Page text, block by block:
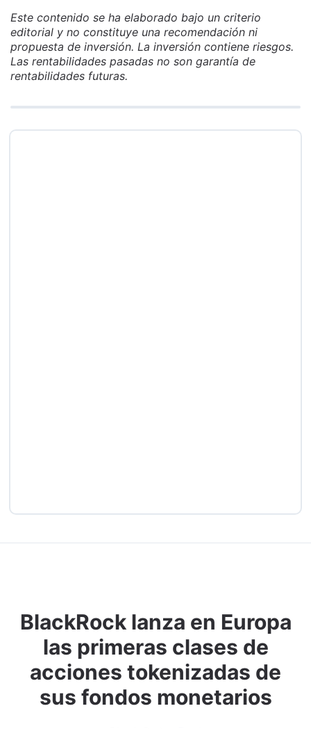
Este contenido se ha elaborado bajo un criterio
editorial y no constituye una recomendación ni
propuesta de inversión. La inversión contiene riesgos.
Las rentabilidades pasadas no son garantía de
rentabilidades futuras.
BlackRock lanza en Europa
las primeras clases de
acciones tokenizadas de
sus fondos monetarios